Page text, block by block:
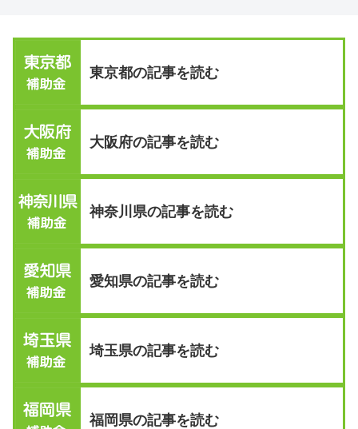
東京都の記事を読む
大阪府の記事を読む
神奈川県の記事を読む
愛知県の記事を読む
埼玉県の記事を読む
福岡県の記事を読む